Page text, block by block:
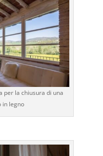
per la chiusura di una
in legno